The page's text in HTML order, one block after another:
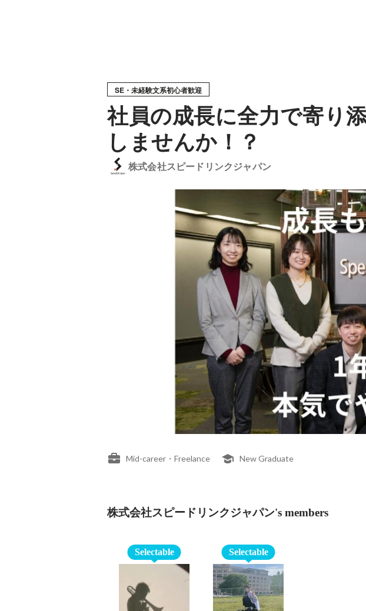
SE・未経験文系初心者歓迎
社員の成長に全力で寄り
しませんか！？
株式会社スピードリンクジャパン
Mid-career・Freelance New Graduate
株式会社スピードリンクジャパン's members
Selectable Selectable